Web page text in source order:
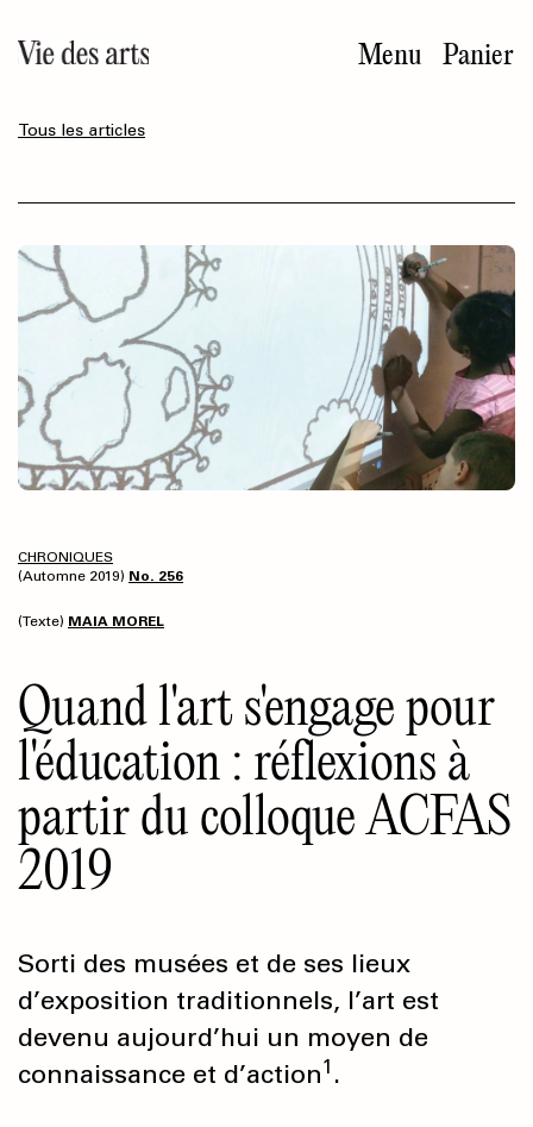
au
contenu
Menu Panier
Tous les articles
CHRONIQUES
(Automne 2019) No. 256
(Texte) MAIA MOREL
Quand l'art s'engage pour
l'éducation : réflexions à
partir du colloque ACFAS
2019
Sorti des musées et de ses lieux
d’exposition traditionnels, l’art est
devenu aujourd’hui un moyen de
connaissance et d’action1 .